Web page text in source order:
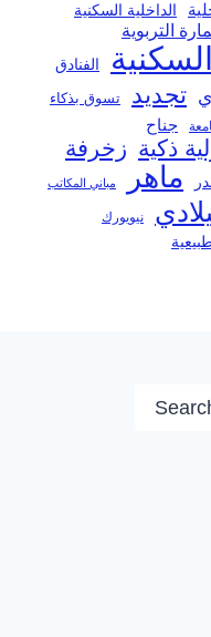
الداخلية السكنية
التربوية
الفنادق
تجديد تسوق بذكاء
جناح
ذكية زخرفة
ماهر مباني المكاتب
نيويورك